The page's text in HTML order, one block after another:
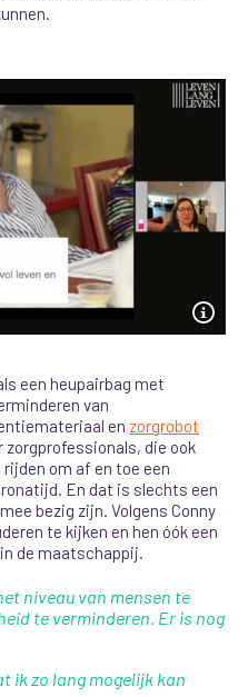
een heupairbag met
van
en zorgrobot
die ook
om af en toe een
En dat is slechts een
bezig zijn. Volgens Conny
te kijken en hen óók een
de maatschappij.
niveau van mensen te
te verminderen. Er is nog
ik zo lang mogelijk kan